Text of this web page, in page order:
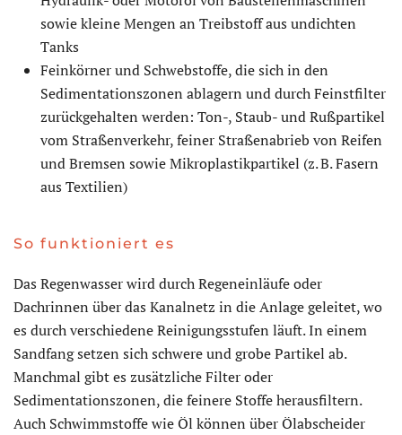
sowie kleine Mengen an Treibstoff aus undichten
Tanks
Feinkörner und Schwebstoffe, die sich in den
Sedimentationszonen ablagern und durch Feinstfilter
zurückgehalten werden: Ton-, Staub- und Rußpartikel
vom Straßenverkehr, feiner Straßenabrieb von Reifen
und Bremsen sowie Mikroplastikpartikel (z. B. Fasern
aus Textilien)
So funktioniert es
Das Regenwasser wird durch Regeneinläufe oder
Dachrinnen über das Kanalnetz in die Anlage geleitet, wo
es durch verschiedene Reinigungsstufen läuft. In einem
Sandfang setzen sich schwere und grobe Partikel ab.
Manchmal gibt es zusätzliche Filter oder
Sedimentationszonen, die feinere Stoffe herausfiltern.
Auch Schwimmstoffe wie Öl können über Ölabscheider